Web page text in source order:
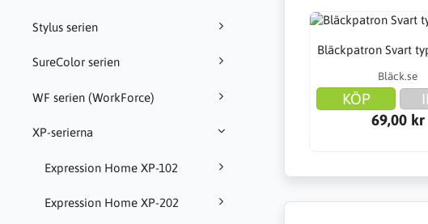
Stylus serien
SureColor serien
WF serien (WorkForce)
XP-serierna
Expression Home XP-102
Expression Home XP-202
Bläckpatron Svart
Bläck.se
KÖP
69,00 kr